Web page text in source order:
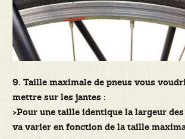
9. Taille maximale de pneus vous
mettre sur les jantes :
>Pour une taille identique la largeur
va varier en fonction de la taille